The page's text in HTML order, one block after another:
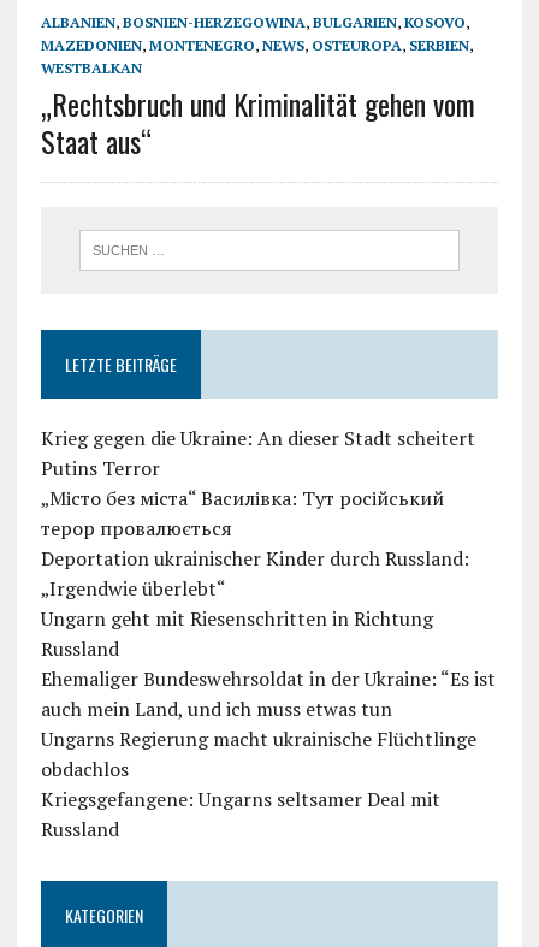
ALBANIEN, BOSNIEN-HERZEGOWINA, BULGARIEN, KOSOVO,
MAZEDONIEN, MONTENEGRO, NEWS, OSTEUROPA, SERBIEN,
WESTBALKAN
„Rechtsbruch und Kriminalität gehen vom
Staat aus“
LETZTE BEITRÄGE
Krieg gegen die Ukraine: An dieser Stadt scheitert
Putins Terror
„Місто без міста“ Василівка: Тут російський
терор провалюється
Deportation ukrainischer Kinder durch Russland:
„Irgendwie überlebt“
Ungarn geht mit Riesenschritten in Richtung
Russland
Ehemaliger Bundeswehrsoldat in der Ukraine: “Es ist
auch mein Land, und ich muss etwas tun
Ungarns Regierung macht ukrainische Flüchtlinge
obdachlos
Kriegsgefangene: Ungarns seltsamer Deal mit
Russland
KATEGORIEN